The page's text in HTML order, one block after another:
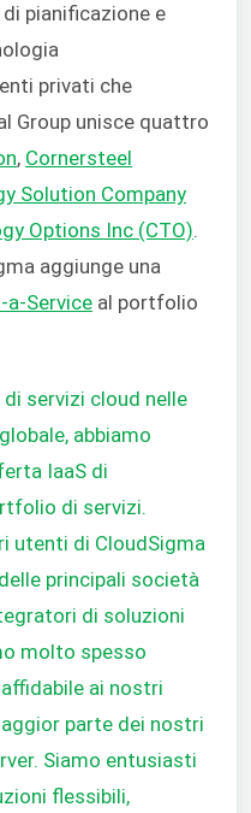
pianificazione e
privati che
Group unisce quattro
, Cornersteel
Solution Company
Options Inc (CTO).
aggiunge una
Service al portfolio
servizi cloud nelle
abbiamo
IaaS di
di servizi.
utenti di CloudSigma
principali società
di soluzioni
molto spesso
ai nostri
parte dei nostri
Siamo entusiasti
flessibili,